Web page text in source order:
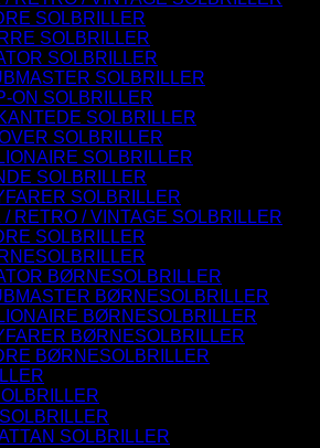
SOLBRILLER
SOLBRILLER
SOLBRILLER
SOLBRILLER
ON SOLBRILLER
SOLBRILLER
SOLBRILLER
SOLBRILLER
SOLBRILLER
SOLBRILLER
/ RETRO / VINTAGE SOLBRILLER
SOLBRILLER
BØRNESOLBRILLER
BØRNESOLBRILLER
BØRNESOLBRILLER
BØRNESOLBRILLER
BØRNESOLBRILLER
SOLBRILLER